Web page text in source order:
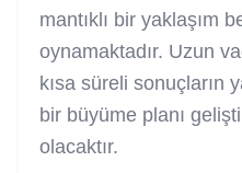
mantıklı bir yaklaşım
oynamaktadır. Uzun
kısa süreli sonuçların
bir büyüme planı
olacaktır.